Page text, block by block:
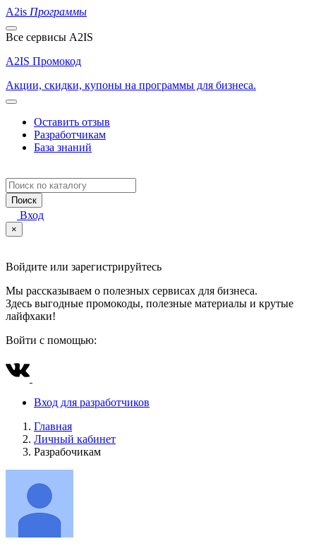
A2is Программы
Все сервисы A2IS
A2IS Промокод
Акции, скидки, купоны на программы для бизнеса.
Оставить отзыв
Разработчикам
База знаний
Поиск
Вход
×
Войдите или зарегистрируйтесь
Мы рассказываем о полезных сервисах для бизнеса.
Здесь выгодные промокоды, полезные материалы и крутые
лайфхаки!
Войти с помощью:
Вход для разработчиков
Главная
Личный кабинет
Разрабочикам